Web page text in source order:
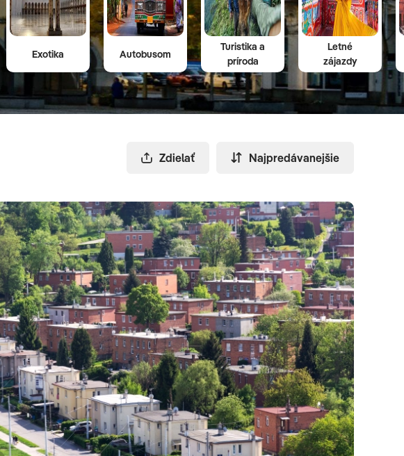
Exotika Autobusom
Turistika a
príroda
Letné
zájazdy
Zdielať Najpredávanejšie